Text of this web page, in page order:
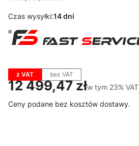
Czas wysyłki:14 dni
z VAT bez VAT
Cena
12 499,47 złw tym 23% VAT
w tym 23% VAT
Ceny podane bez kosztów dostawy.